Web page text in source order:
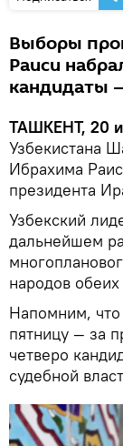
Выборы
Раиси
кандидаты
ТАШКЕНТ, 20
Узбекистана
Ибрахима
президента
Узбекский
дальнейшем
народов обеих
Напомним,
пятницу — за
четверо
судебной